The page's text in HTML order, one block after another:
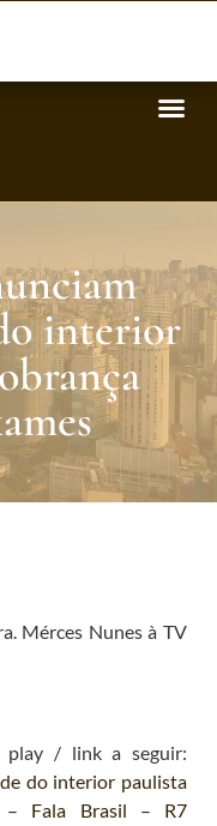
interior
Mérces Nunes à TV
play / link a seguir:
do interior paulista
– Fala Brasil – R7